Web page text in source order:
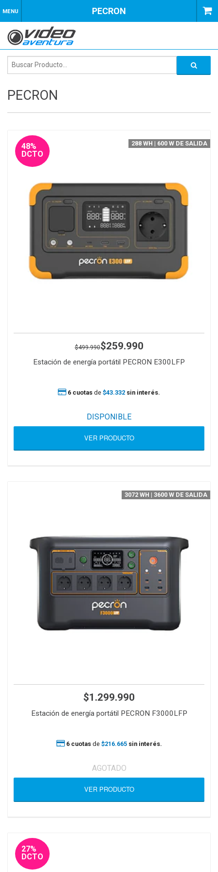
MENU PECRON
PECRON
48%
DCTO
$499.990$259.990
Estación de energía portátil PECRON E300LFP
288 WH | 600 W DE SALIDA
6 cuotas de $43.332 sin interés.
DISPONIBLE
VER PRODUCTO
$1.299.990
Estación de energía portátil PECRON F3000LFP
3072 WH | 3600 W DE SALIDA
6 cuotasde $216.665 sin interés.
AGOTADO
VER PRODUCTO
27%
DCTO